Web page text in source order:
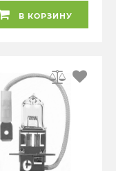
В КОРЗИНУ